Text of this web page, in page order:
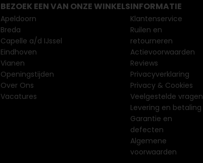
BEZOEK EEN VAN ONZE WINKELS
Apeldoorn
Breda
Capelle a/d IJssel
Eindhoven
Vianen
Openingstijden
Over Ons
Vacatures
INFORMATIE
Klantenservice
Ruilen en
retourneren
Actievoorwaarden
Reviews
Privacyverklaring
Privacy & Cookies
Veelgestelde vragen
Levering en betaling
Garantie en
defecten
Algemene
voorwaarden